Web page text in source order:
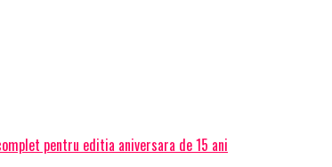
pentru editia aniversara de 15 ani